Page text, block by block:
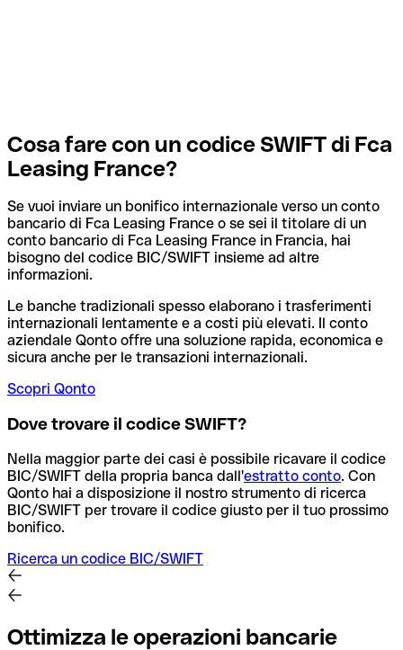
Cosa fare con un codice SWIFT di Fca
Leasing France?
Se vuoi inviare un bonifico internazionale verso un conto
bancario di Fca Leasing France o se sei il titolare di un
conto bancario di Fca Leasing France in Francia, hai
bisogno del codice BIC/SWIFT insieme ad altre
informazioni.
Le banche tradizionali spesso elaborano i trasferimenti
internazionali lentamente e a costi più elevati. Il conto
aziendale Qonto offre una soluzione rapida, economica e
sicura anche per le transazioni internazionali.
Scopri Qonto
Dove trovare il codice SWIFT?
Nella maggior parte dei casi è possibile ricavare il codice
BIC/SWIFT della propria banca dall'estratto conto. Con
Qonto hai a disposizione il nostro strumento di ricerca
BIC/SWIFT per trovare il codice giusto per il tuo prossimo
bonifico.
Ricerca un codice BIC/SWIFT
Ottimizza le operazioni bancarie